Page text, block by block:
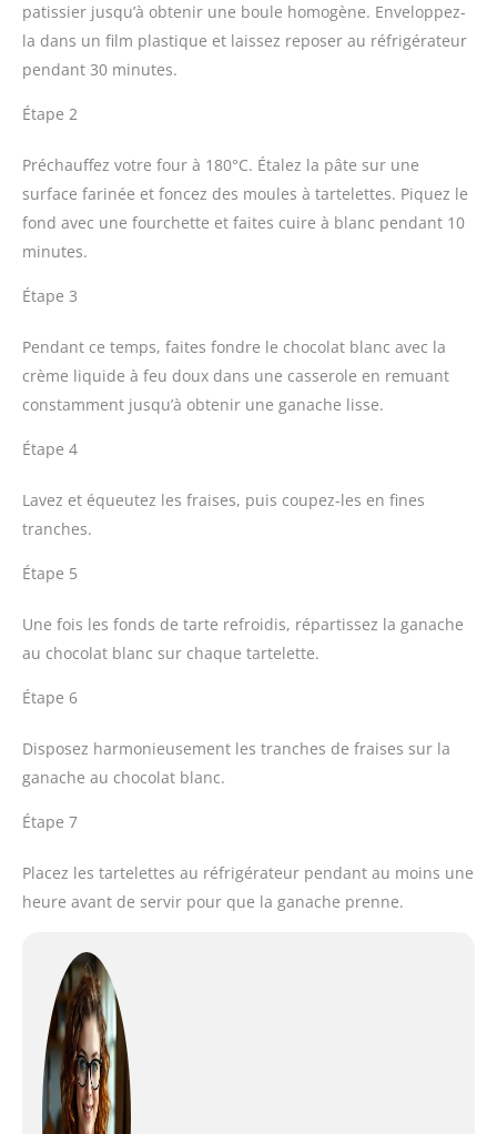
patissier jusqu’à obtenir une boule homogène. Enveloppez-
la dans un film plastique et laissez reposer au réfrigérateur
pendant 30 minutes.
Étape 2
Préchauffez votre four à 180°C. Étalez la pâte sur une
surface farinée et foncez des moules à tartelettes. Piquez le
fond avec une fourchette et faites cuire à blanc pendant 10
minutes.
Étape 3
Pendant ce temps, faites fondre le chocolat blanc avec la
crème liquide à feu doux dans une casserole en remuant
constamment jusqu’à obtenir une ganache lisse.
Étape 4
Lavez et équeutez les fraises, puis coupez-les en fines
tranches.
Étape 5
Une fois les fonds de tarte refroidis, répartissez la ganache
au chocolat blanc sur chaque tartelette.
Étape 6
Disposez harmonieusement les tranches de fraises sur la
ganache au chocolat blanc.
Étape 7
Placez les tartelettes au réfrigérateur pendant au moins une
heure avant de servir pour que la ganache prenne.